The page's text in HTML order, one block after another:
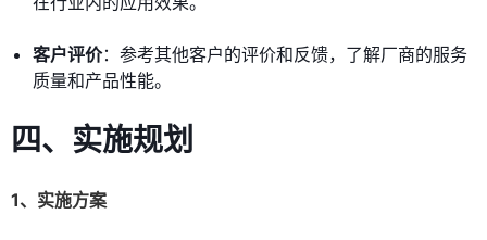
客户评价：参考其他客户的评价和反馈，了解厂商的服务
质量和产品性能。
四、实施规划
1、实施方案